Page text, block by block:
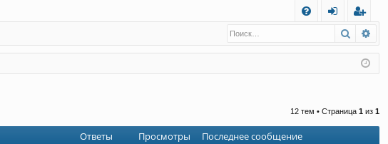
Q
д
г
ис
тр
Поиск
12 тем • Страница 1 из 1
Ответы Просмотры Последнее сообщение